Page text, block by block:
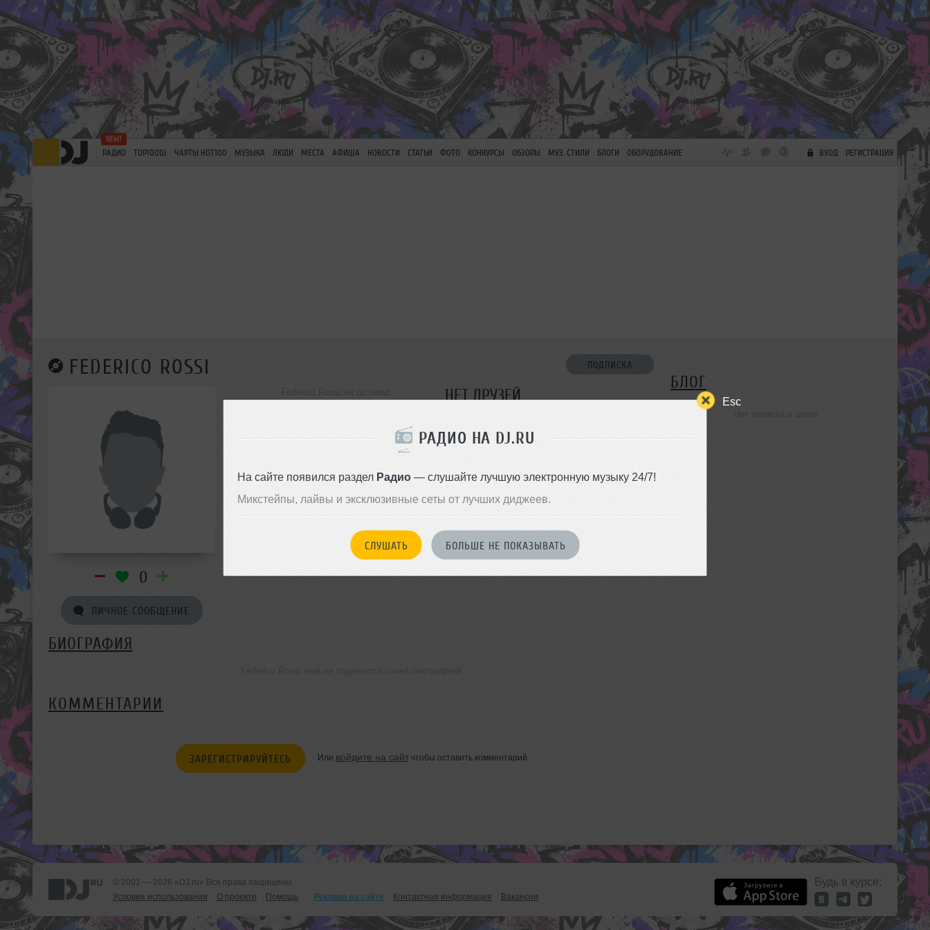
Esc
РАДИО НА DJ.RU
На сайте появился раздел Радио— слушайте лучшую электронную музыку 24/7!
Микстейпы, лайвы и эксклюзивные сеты от лучших диджеев.
СЛУШАТЬ БОЛЬШЕ НЕ ПОКАЗЫВАТЬ
РАДИО TOP100DJ ЧАРТЫ HOT100 МУЗЫКА ЛЮДИ МЕСТА АФИША НОВОСТИ СТАТЬИ ФОТО КОНКУРСЫ ОБЗОРЫ МУЗ. СТИЛИ БЛОГИ ОБОРУДОВАНИЕ ВХОД РЕГИСТРАЦИЯ
FEDERICO ROSSI ПОДПИСКА
0
ЛИЧНОЕ СООБЩЕНИЕ
НЕТ ДРУЗЕЙ
БИОГРАФИЯ
КОММЕНТАРИИ
ЗАРЕГИСТРИРУЙТЕСЬ Или войдите на сайтчтобы оставить комментарий
БЛОГ
© 2001 — 2026 «DJ.ru» Все права защищены.
Условия использования
О проекте Помощь Реклама на сайте Контактная информация Вакансии
Будь в курсе: